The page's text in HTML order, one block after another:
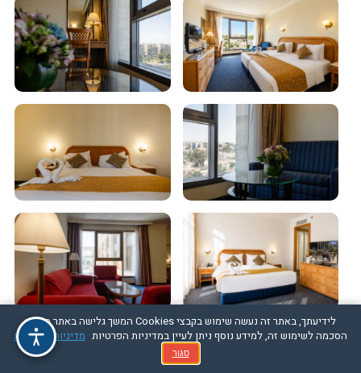
לידיעתך, באתר זה נעשה שימוש בקבצי Cookies המשך גלישה באתר מהווה
הסכמה לשימוש זה, למידע נוסף ניתן לעיין במדיניות הפרטיות מדיניות הפרטיות
סגור